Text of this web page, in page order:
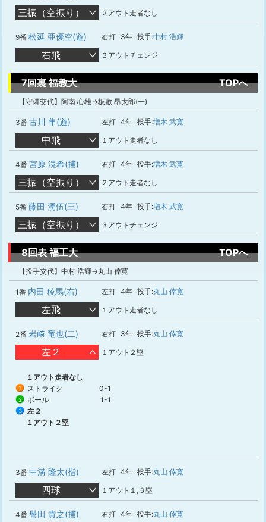
三振（空振り） ２アウト走者なし
9番 松延 亜優空(遊) 右打 3年 投手:中村 浩輝
右飛 ３アウトチェンジ
7回裏 福教大 TOPへ
【守備交代】阿南 心雄→板敷 昂太郎(一)
3番 古川 隼(遊) 左打 4年 投手:増木 武寛
中飛 １アウト走者なし
4番 宮原 滉希(捕) 右打 4年 投手:増木 武寛
三振（空振り） ２アウト走者なし
5番 藤田 湧伍(三) 右打 4年 投手:増木 武寛
三振（空振り） ３アウトチェンジ
8回表 福工大 TOPへ
【投手交代】中村 浩輝→丸山 倖寛
1番 内田 稜馬(右) 左打 4年 投手:丸山 倖寛
左飛 １アウト走者なし
2番 岩﨑 竜也(二) 右打 3年 投手:丸山 倖寛
左２ １アウト２塁
１アウト走者なし
1 ストライク 0-1
2 ボール 1-1
3
左２
１アウト２塁
3番 中溝 隆太(指) 左打 4年 投手:丸山 倖寛
四球 １アウト１,３塁
4番 譽田 貴之(捕) 右打 4年 投手:丸山 倖寛